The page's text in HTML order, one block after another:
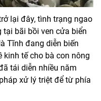
lại đây, tình trạng ngao
tại bãi bồi ven cửa biển
Tĩnh đang diễn biến
kinh tế cho bà con nông
tái diễn nhiều năm
xử lý triệt để từ phía